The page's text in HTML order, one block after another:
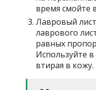
время смойте
Лавровый
лаврового
равных
Используйте
втирая в кожу.